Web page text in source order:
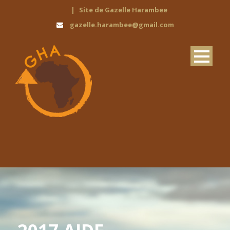
|
Site de Gazelle Harambee
gazelle.harambee@gmail.com